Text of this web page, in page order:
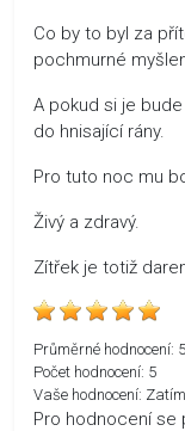
Co by to byl za
pochmurné
A pokud si je
do hnisající rány.
Pro tuto noc mu
Živý a zdravý.
Zítřek je totiž
Průměrné hodnocení: 5
Počet hodnocení: 5
Vaše hodnocení:
Pro hodnocení se